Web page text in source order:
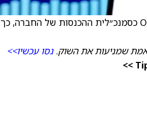
מנכ״לית Slack דניס דרסר עוזבת את החברה כדי להצטרף ל‑OpenAI כסמנכ״לית ההכנסות של החברה, כך
אמת שמניעות את השוק.נסו עכשיו>>